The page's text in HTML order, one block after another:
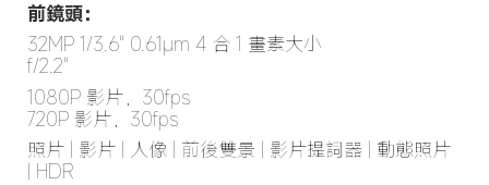
前鏡頭：
32MP 1/3.6" 0.61μm 4 合 1 畫素大小
f/2.2"
1080P 影片，30fps
720P 影片，30fps
照片 | 影片 | 人像 | 前後雙景 | 影片提詞器 | 動態照片
| HDR